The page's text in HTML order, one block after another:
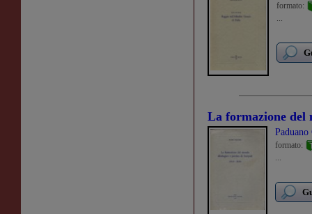
formato:
...
La formazione del
formato:
...